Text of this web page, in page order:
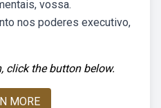
vossa.
nos poderes executivo,
click the button below.
MORE